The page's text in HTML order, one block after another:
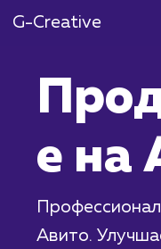
G-Creative
е на